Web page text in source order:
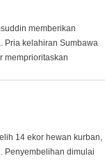
memberikan
Pria kelahiran Sumbawa
memprioritaskan
14 ekor hewan kurban,
Penyembelihan dimulai